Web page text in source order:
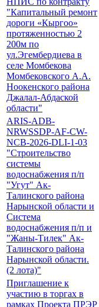
"Капитальный ремонт
дороги «Кыргоо»
протяженностью 2
200м по
ул.Эгембердиева в
селе Момбекова
Момбековского А.А.
Ноокенского района
Джалал-Абдаской
области"
ARIS-ADB-
NRWSSDP-AF-CW-
NCB-2026-DLI-1-03
"Строительство
системы
водоснабжения п/п
"Угут" Ак-
Талинского района
Нарынской области и
Система
водоснабжения п/п и
"Жаны-Тилек" Ак-
Талинского района
Нарынской области.
(2 лота)"
Приглашение к
участию в торгах в
рамках Проекта ПРЭР